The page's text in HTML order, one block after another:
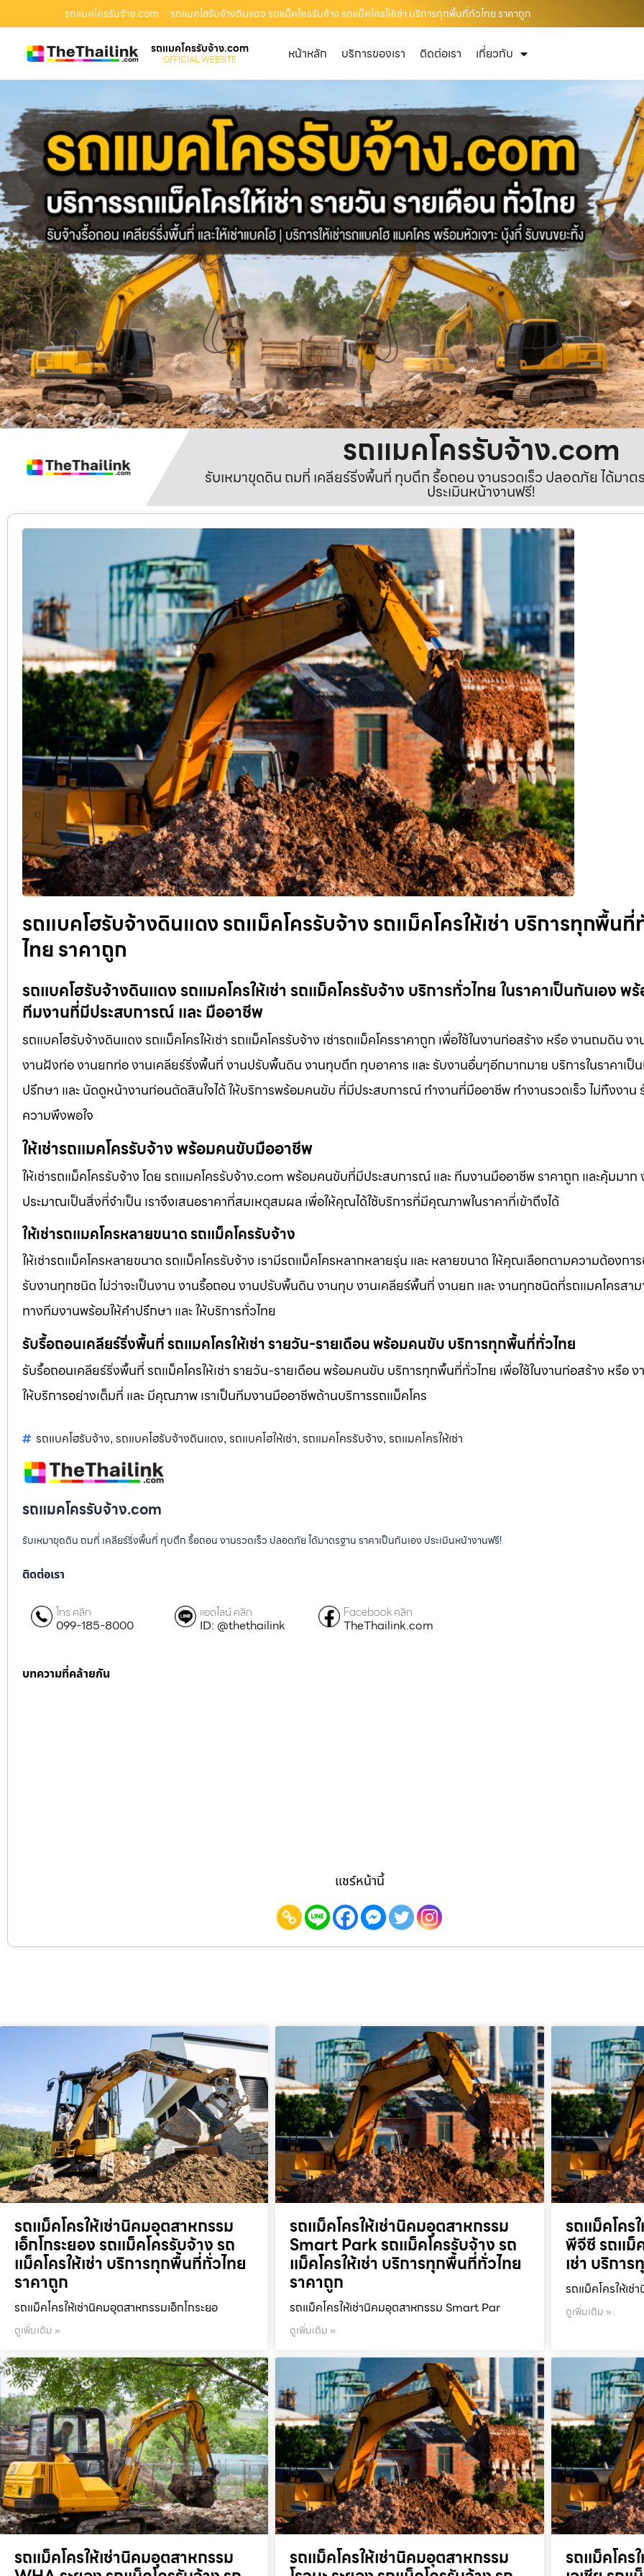
รถแมคโครรับจ้าง.com : รถแบคโฮรับจ้างดินแดง รถแม็คโครรับจ้าง รถแม็คโครให้เช่า บริการทุกพื้นที่ทั่วไทย ราคาถูก
รถแมคโครรับจ้าง.com
OFFICIAL WEBSITE หน้าหลัก บริการของเรา ติดต่อเรา เกี่ยวกับ
รถแมคโครรับจ้าง.com
รับเหมาขุดดิน ถมที่ เคลียร์ริ่งพื้นที่ ทุบตึก รื้อถอน งานรวดเร็ว ปลอดภัย ได้มาต
ประเมินหน้างานฟรี!
รถแบคโฮรับจ้างดินแดง รถแม็คโครรับจ้าง รถแม็คโครให้เช่า บริการทุกพื้นที่
ไทย ราคาถูก
รถแบคโฮรับจ้างดินแดง รถแมคโครให้เช่า รถแม็คโครรับจ้าง บริการทั่วไทย ในราคาเป็นกันเอง พ
ทีมงานที่มีประสบการณ์ และ มืออาชีพ
รถแบคโฮรับจ้างดินแดง รถแม็คโครให้เช่า รถแม็คโครรับจ้าง เช่ารถแม็คโครราคาถูก เพื่อใช้ในงานก่อสร้าง หรือ งานถมดิน ง
งานฝังท่อ งานยกท่อ งานเคลียร์ริ่งพื้นที่ งานปรับพื้นดิน งานทุบตึก ทุบอาคาร และ รับงานอื่นๆอีกมากมาย บริการในราคาเป็
ปรึกษา และ นัดดูหน้างานก่อนตัดสินใจได้ ให้บริการพร้อมคนขับ ที่มีประสบการณ์ ทำงานที่มืออาชีพ ทำงานรวดเร็ว ไม่ทิ้งงาน
ความพึงพอใจ
ให้เช่ารถแมคโครรับจ้าง พร้อมคนขับมืออาชีพ
ให้เช่ารถแม็คโครรับจ้าง โดย รถแมคโครรับจ้าง.com พร้อมคนขับที่มีประสบการณ์ และ ทีมงานมืออาชีพ ราคาถูก และคุ้มมาก
ประมาณเป็นสิ่งที่จำเป็น เราจึงเสนอราคาที่สมเหตุสมผล เพื่อให้คุณได้ใช้บริการที่มีคุณภาพในราคาที่เข้าถึงได้
ให้เช่ารถแมคโครหลายขนาด รถแม็คโครรับจ้าง
ให้เช่ารถแม็คโครหลายขนาด รถแม็คโครรับจ้าง เรามีรถแม็คโครหลากหลายรุ่น และ หลายขนาด ให้คุณเลือกตามความต้องกา
รับงานทุกชนิด ไม่ว่าจะเป็นงาน งานรื้อถอน งานปรับพื้นดิน งานทุบ งานเคลียร์พื้นที่ งานยก และ งานทุกชนิดที่รถแมคโครสาม
ทางทีมงานพร้อมให้คำปรึกษา และ ให้บริการทั่วไทย
รับรื้อถอนเคลียร์ริ่งพื้นที่ รถแมคโครให้เช่า รายวัน-รายเดือน พร้อมคนขับ บริการทุกพื้นที่ทั่วไทย
รับรื้อถอนเคลียร์ริ่งพื้นที่ รถแม็คโครให้เช่า รายวัน-รายเดือน พร้อมคนขับ บริการทุกพื้นที่ทั่วไทย เพื่อใช้ในงานก่อสร้าง หรือ
ให้บริการอย่างเต็มที่ และ มีคุณภาพ เราเป็นทีมงานมืออาชีพด้านบริการรถแม็คโคร
รถแบคโฮรับจ้าง, รถแบคโฮรับจ้างดินแดง, รถแบคโฮให้เช่า, รถแมคโครรับจ้าง, รถแมคโครให้เช่า
รถแมคโครรับจ้าง.com
รับเหมาขุดดิน ถมที่ เคลียร์ริ่งพื้นที่ ทุบตึก รื้อถอน งานรวดเร็ว ปลอดภัย ได้มาตรฐาน ราคาเป็นกันเอง ประเมินหน้างานฟรี!
ติดต่อเรา
โทร คลิก
099-185-8000
แอดไลน์ คลิก
ID: @thethailink
Facebook คลิก
TheThailink.com
บทความที่คล้ายกัน
แชร์หน้านี้
รถแม็คโครให้เช่านิคมอุตสาหกรรม
เอ็กโกระยอง รถแม็คโครรับจ้าง รถ
แม็คโครให้เช่า บริการทุกพื้นที่ทั่วไทย
ราคาถูก
รถแม็คโครให้เช่านิคมอุตสาหกรรมเอ็กโกระยอ
ดูเพิ่มเติม »
รถแม็คโครให้เช่านิคมอุตสาหกรรม
Smart Park รถแม็คโครรับจ้าง รถ
แม็คโครให้เช่า บริการทุกพื้นที่ทั่วไทย
ราคาถูก
รถแม็คโครให้เช่านิคมอุตสาหกรรม Smart Par
ดูเพิ่มเติม »
รถแม็คโคร
พีจีซี รถแม็
เช่า บริกา
รถแม็คโครให้เ
ดูเพิ่มเติม »
รถแม็คโครให้เช่านิคมอุตสาหกรรม รถแม็คโครให้เช่านิคมอุตสาหกรรม รถแม็คโคร